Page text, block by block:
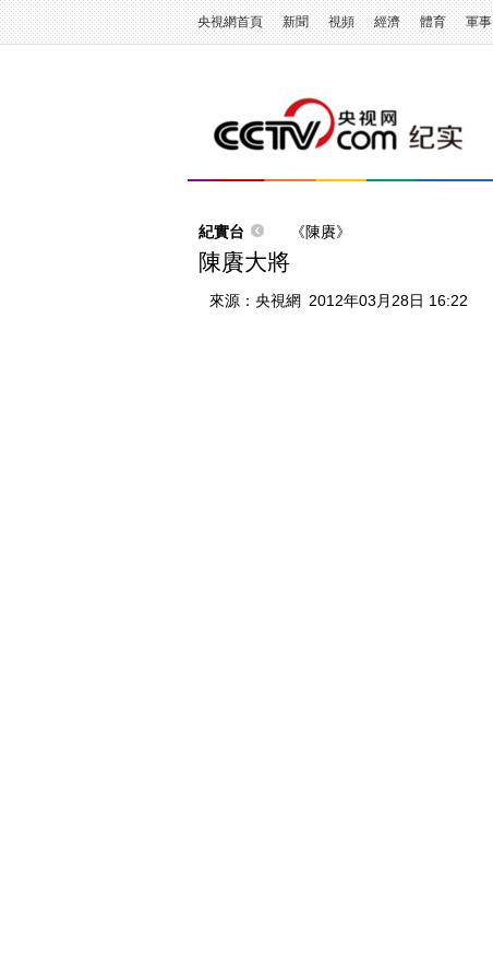
央視網首頁 新聞 視頻 經濟 體育 軍事
紀實台 《陳賡》
陳賡大將
來源： 央視網 2012年03月28日 16:22